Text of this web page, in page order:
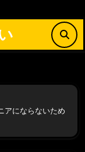
アにならないため